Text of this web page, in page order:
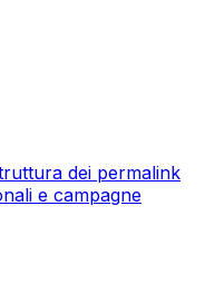
dei permalink
e campagne